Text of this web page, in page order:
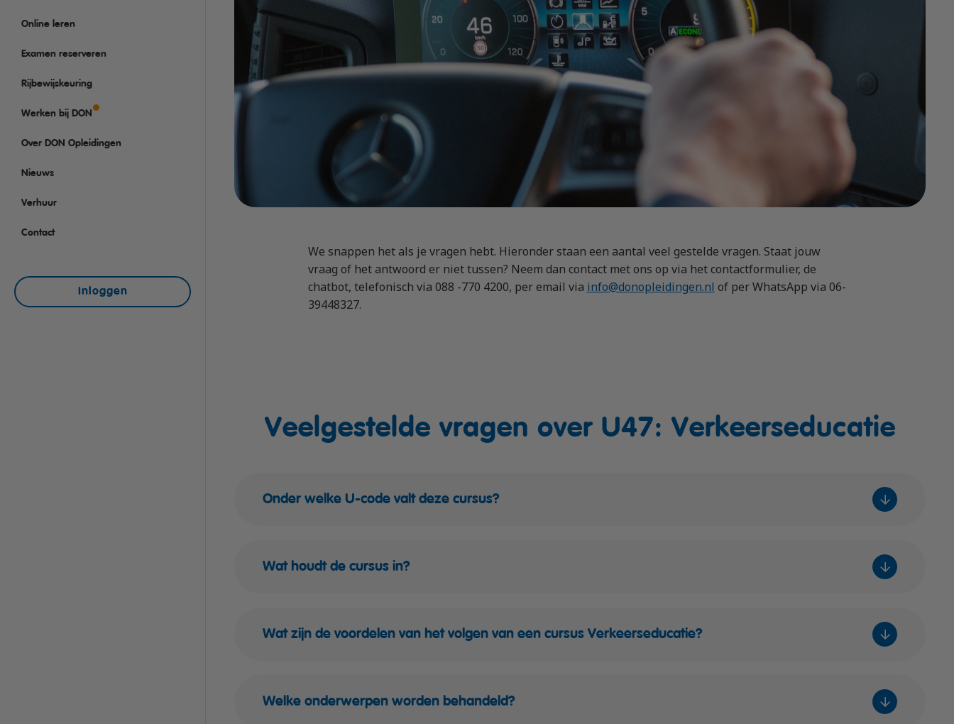
Rijbewijs D (Bus)
Bus met aanhanger rijbewijs (DE)
Lange Zware Voertuigen (LZV)
Trekker (T)
Taxi (Opleiding taxichauffeur)
Training elektrische bestelbus
Veiligheidstrainingen op maat
Taaltraining Engels
Online leren
Examen reserveren
Rijbewijskeuring
Werken bij DON
Over DON Opleidingen
Nieuws
Verhuur
Contact
Inloggen
We snappen het als je vragen hebt. Hieronder staan een aantal veel gestelde vragen. Staat jouw
vraag of het antwoord er niet tussen? Neem dan contact met ons op via het contactformulier, de
chatbot, telefonisch via 088 -770 4200, per email via info@donopleidingen.nl of per WhatsApp via 06-
39448327.
Veelgestelde vragen over U47: Verkeerseducatie
Onder welke U-code valt deze cursus?
Wat houdt de cursus in?
Wat zijn de voordelen van het volgen van een cursus Verkeerseducatie?
Welke onderwerpen worden behandeld?